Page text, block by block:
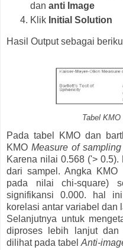
dan anti Image
Klik Initial Solution
Hasil Output sebagai
Tabel
Pada tabel KMO dan
KMO Measure of
Karena nilai 0.568 ('>
dari sampel. Angka
pada nilai chi-square)
signifikansi 0.000. hal
korelasi antar variabel dan
Selanjutnya untuk
diproses lebih lanjut
dilihat pada tabel Anti-